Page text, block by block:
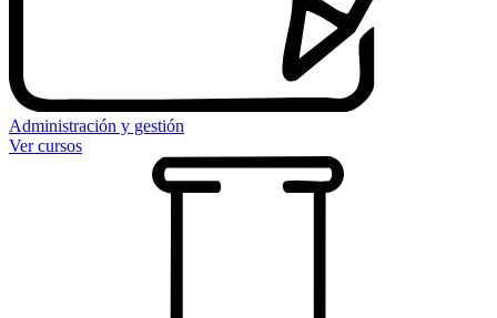
Administración y gestión
Ver cursos